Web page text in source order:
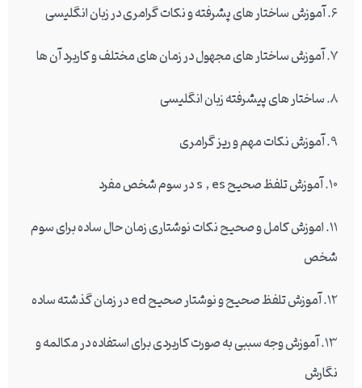
6. آموزش ساختار های پشرفته و نکات گرامری در زبان انگلیسی
7. آموزش ساختار های مجهول در زمان های مختلف و کاربرد آن ها
8. ساختار های پیشرفته زبان انگلیسی
9. آموزش نکات مهم و ریز گرامری
10. آموزش تلفظ صحیح s , es در سوم شخص مفرد
11. اموزش کامل و صحیح نکات نوشتاری زمان حال ساده برای سوم
شخص
12. آموزش تلفظ صحیح و نوشتار صحیح ed در زمان گذشته ساده
13. آموزش وجه سببی به صورت کاربردی برای استفاده در مکالمه و
نگارش